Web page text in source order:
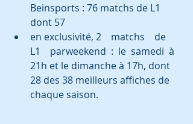
Beinsports : 76 matchs de L1
dont 57
en exclusivité, 2    matchs    de
L1    parweekend  :  le  samedi  à
21h et le dimanche à 17h, dont
28 des 38 meilleurs affiches de
chaque saison.